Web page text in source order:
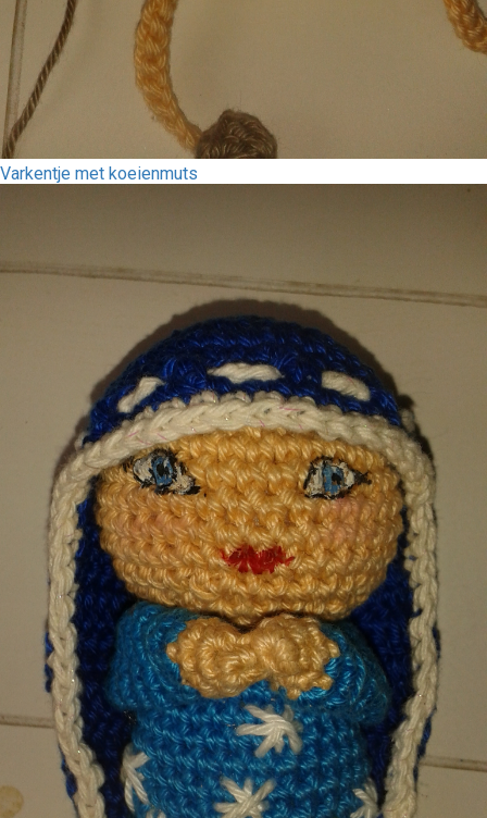
Varkentje met koeienmuts